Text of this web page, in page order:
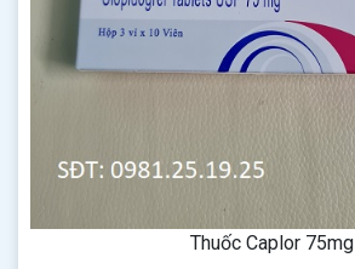
Thuốc Caplor 75mg